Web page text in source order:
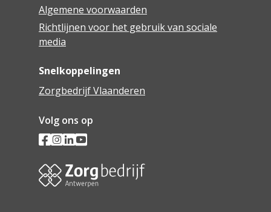
Algemene voorwaarden
Richtlijnen voor het gebruik van sociale
media
Snelkoppelingen
Zorgbedrijf Vlaanderen
Volg ons op